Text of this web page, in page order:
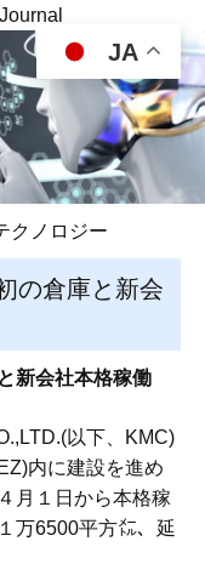
クノロジー
の倉庫と新会
新会社本格稼働
以下、KMC)
内に建設を進め
月１日から本格稼
万6500平方㍍、延
JA